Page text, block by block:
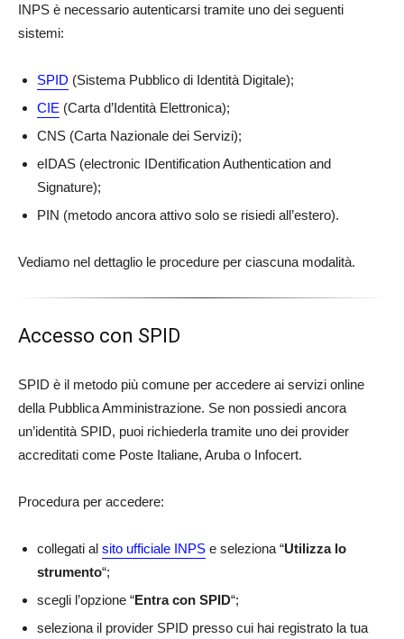
INPS è necessario autenticarsi tramite uno dei seguenti
sistemi:
SPID (Sistema Pubblico di Identità Digitale);
CIE (Carta d’Identità Elettronica);
CNS (Carta Nazionale dei Servizi);
eIDAS (electronic IDentification Authentication and
Signature);
PIN (metodo ancora attivo solo se risiedi all’estero).
Vediamo nel dettaglio le procedure per ciascuna modalità.
Accesso con SPID
SPID è il metodo più comune per accedere ai servizi online
della Pubblica Amministrazione. Se non possiedi ancora
un’identità SPID, puoi richiederla tramite uno dei provider
accreditati come Poste Italiane, Aruba o Infocert.
Procedura per accedere:
collegati al sito ufficiale INPS e seleziona “Utilizza lo
strumento“;
scegli l’opzione “Entra con SPID“;
seleziona il provider SPID presso cui hai registrato la tua